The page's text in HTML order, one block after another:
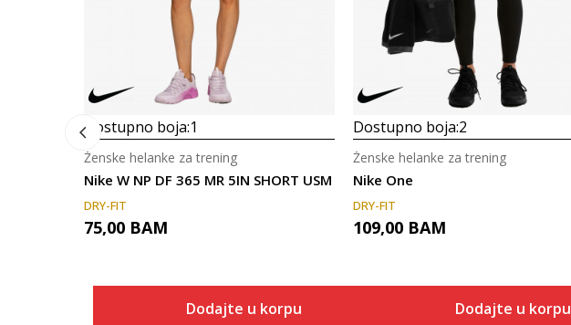
Dostupno boja:1
Nike W NP DF 365 MR 5IN SHORT USM
Ženske helanke za trening
DRY-FIT
75,00 BAM
Dodajte u korpu
Dostupno boja:2
Nike One
Ženske helanke za trening
DRY-FIT
109,00 BAM
Dodajte u korpu